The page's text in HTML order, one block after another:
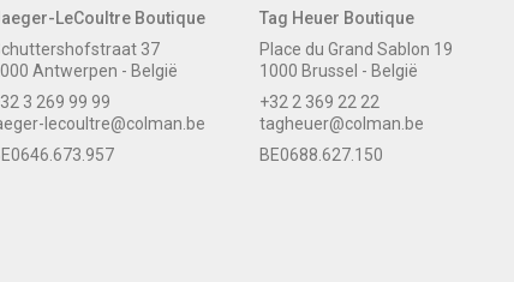
LeCoultre Boutique
37
Antwerpen - België
3 269 99 99
lecoultre@colman.be
Tag Heuer Boutique
Place du Grand Sablon 19
1000 Brussel - België
+32 2 369 22 22
tagheuer@colman.be
BE0688.627.150